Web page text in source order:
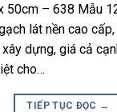
50cm – 638 Mẫu
lát nền cao
dựng, giá cả
cho…
TIẾP TỤC ĐỌC →